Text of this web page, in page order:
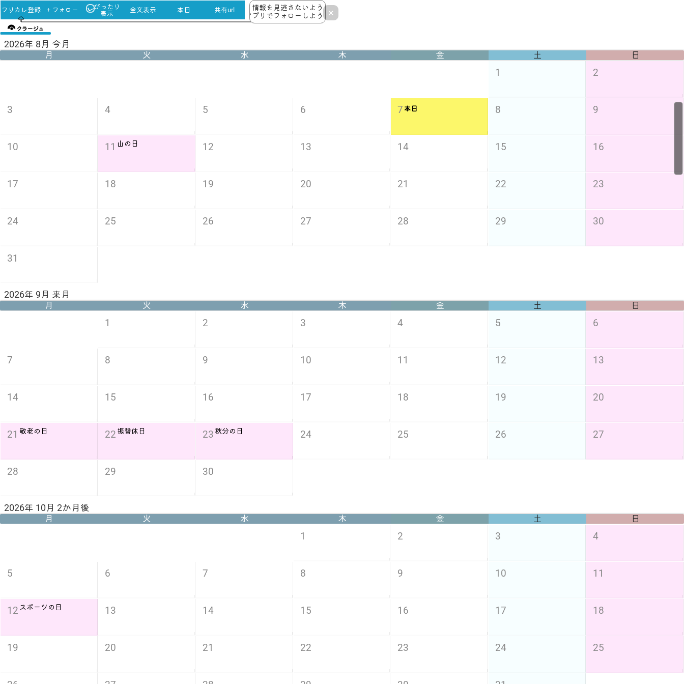
×
情報を見逃さないよう
アプリでフォローしよう！
クラージュ
共有url
本日
全文表示
ぴったり
表示
＋フォロー
フリカレ登録
1 2 3 4
5 6 7 8 9 10 11
12 スポーツの日 13 14 15 16 17 18
19 20 21 22 23 24 25
2026年 10月 2か月後
月 火 水 木 金 土 日
1 2 3 4 5 6
7 8 9 10 11 12 13
14 15 16 17 18 19 20
21 敬老の日 22 振替休日 23 秋分の日 24 25 26 27
28 29 30
2026年 9月 来月
月 火 水 木 金 土 日
1 2
3 4 5 6 7 本日 8 9
10 11 山の日 12 13 14 15 16
17 18 19 20 21 22 23
24 25 26 27 28 29 30
31
2026年 8月 今月
月 火 水 木 金 土 日